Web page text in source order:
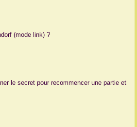
(mode link) ?
le secret pour recommencer une partie et